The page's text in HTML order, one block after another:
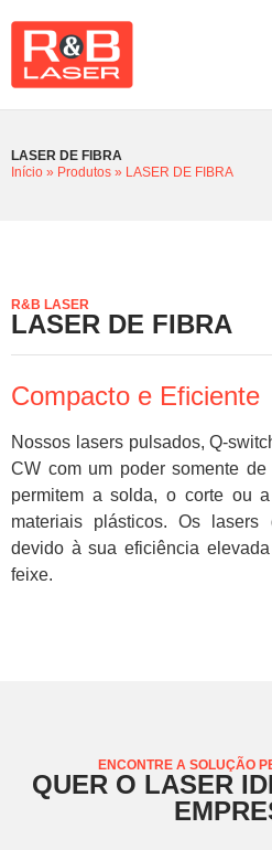
LASER DE FIBRA
Início » Produtos » LASER DE FIBRA
R&B LASER
LASER DE FIBRA
Compacto e Eficiente
Nossos lasers pulsados, Q-
CW com um poder somente
permitem a solda, o corte ou
materiais plásticos. Os
devido à sua eficiência
feixe.
ENCONTRE A SOLUÇÃO
QUER O LASER